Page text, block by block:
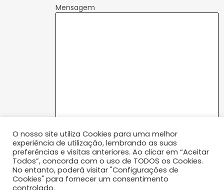
Mensagem
P
o
l
t
Ao marcar, concordo com a Política de
Privacidade
*As marcações estão sujeitas a confirmação de
disponibilidade
O nosso site utiliza Cookies para uma melhor
experiência de utilização, lembrando as suas
preferências e visitas anteriores. Ao clicar em “Aceitar
Todos”, concorda com o uso de TODOS os Cookies.
No entanto, poderá visitar "Configurações de
Cookies" para fornecer um consentimento
controlado.